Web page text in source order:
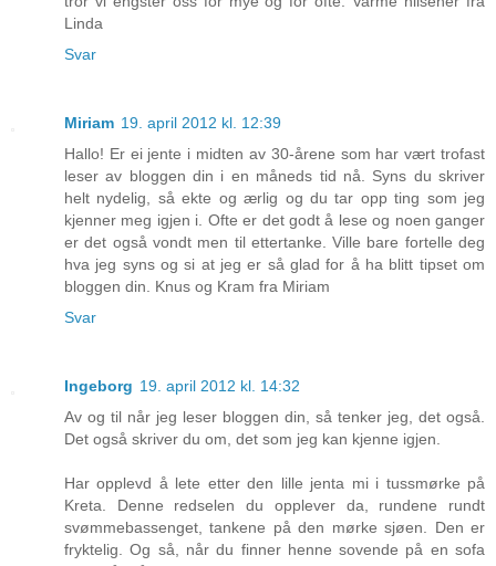
Linda
Svar
Miriam 19. april 2012 kl. 12:39
Hallo! Er ei jente i midten av 30-årene som har vært trofast
leser av bloggen din i en måneds tid nå. Syns du skriver
helt nydelig, så ekte og ærlig og du tar opp ting som jeg
kjenner meg igjen i. Ofte er det godt å lese og noen ganger
er det også vondt men til ettertanke. Ville bare fortelle deg
hva jeg syns og si at jeg er så glad for å ha blitt tipset om
bloggen din. Knus og Kram fra Miriam
Svar
Ingeborg 19. april 2012 kl. 14:32
Av og til når jeg leser bloggen din, så tenker jeg, det også.
Det også skriver du om, det som jeg kan kjenne igjen.
Har opplevd å lete etter den lille jenta mi i tussmørke på
Kreta. Denne redselen du opplever da, rundene rundt
svømmebassenget, tankene på den mørke sjøen. Den er
fryktelig. Og så, når du finner henne sovende på en sofa